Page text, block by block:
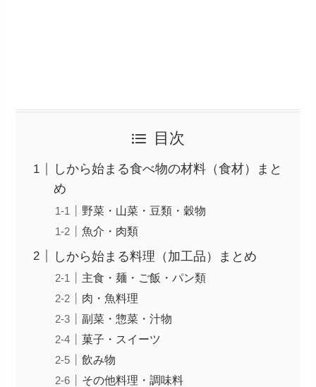
目次
しから始まる食べ物の材料（食材）まと
め
野菜・山菜・豆類・穀物
魚介・肉類
しから始まる料理（加工品）まとめ
主食・麺・ご飯・パン類
肉・魚料理
副菜・惣菜・汁物
菓子・スイーツ
飲み物
その他料理・調味料